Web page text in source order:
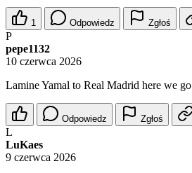
1 Odpowiedz Zgłoś
P
pepe1132
10 czerwca 2026
Lamine Yamal to Real Madrid here we go
Odpowiedz Zgłoś
L
LuKaes
9 czerwca 2026